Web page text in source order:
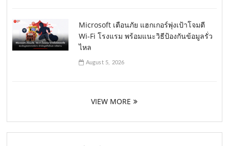
Microsoft เตือนภัย แฮกเกอร์พุ่งเป้าโจมตี
Wi-Fi โรงแรม พร้อมแนะวิธีป้องกันข้อมูลรั่ว
ไหล
August 5, 2026
VIEW MORE